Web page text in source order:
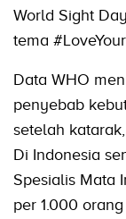
World Sight
tema
Data WHO
penyebab
setelah
Di Indonesia
Spesialis Mata
per 1.000